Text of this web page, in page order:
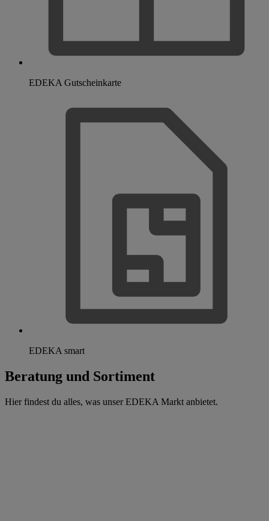
EDEKA Gutscheinkarte
EDEKA smart
Beratung und Sortiment
Hier findest du alles, was unser EDEKA Markt anbietet.